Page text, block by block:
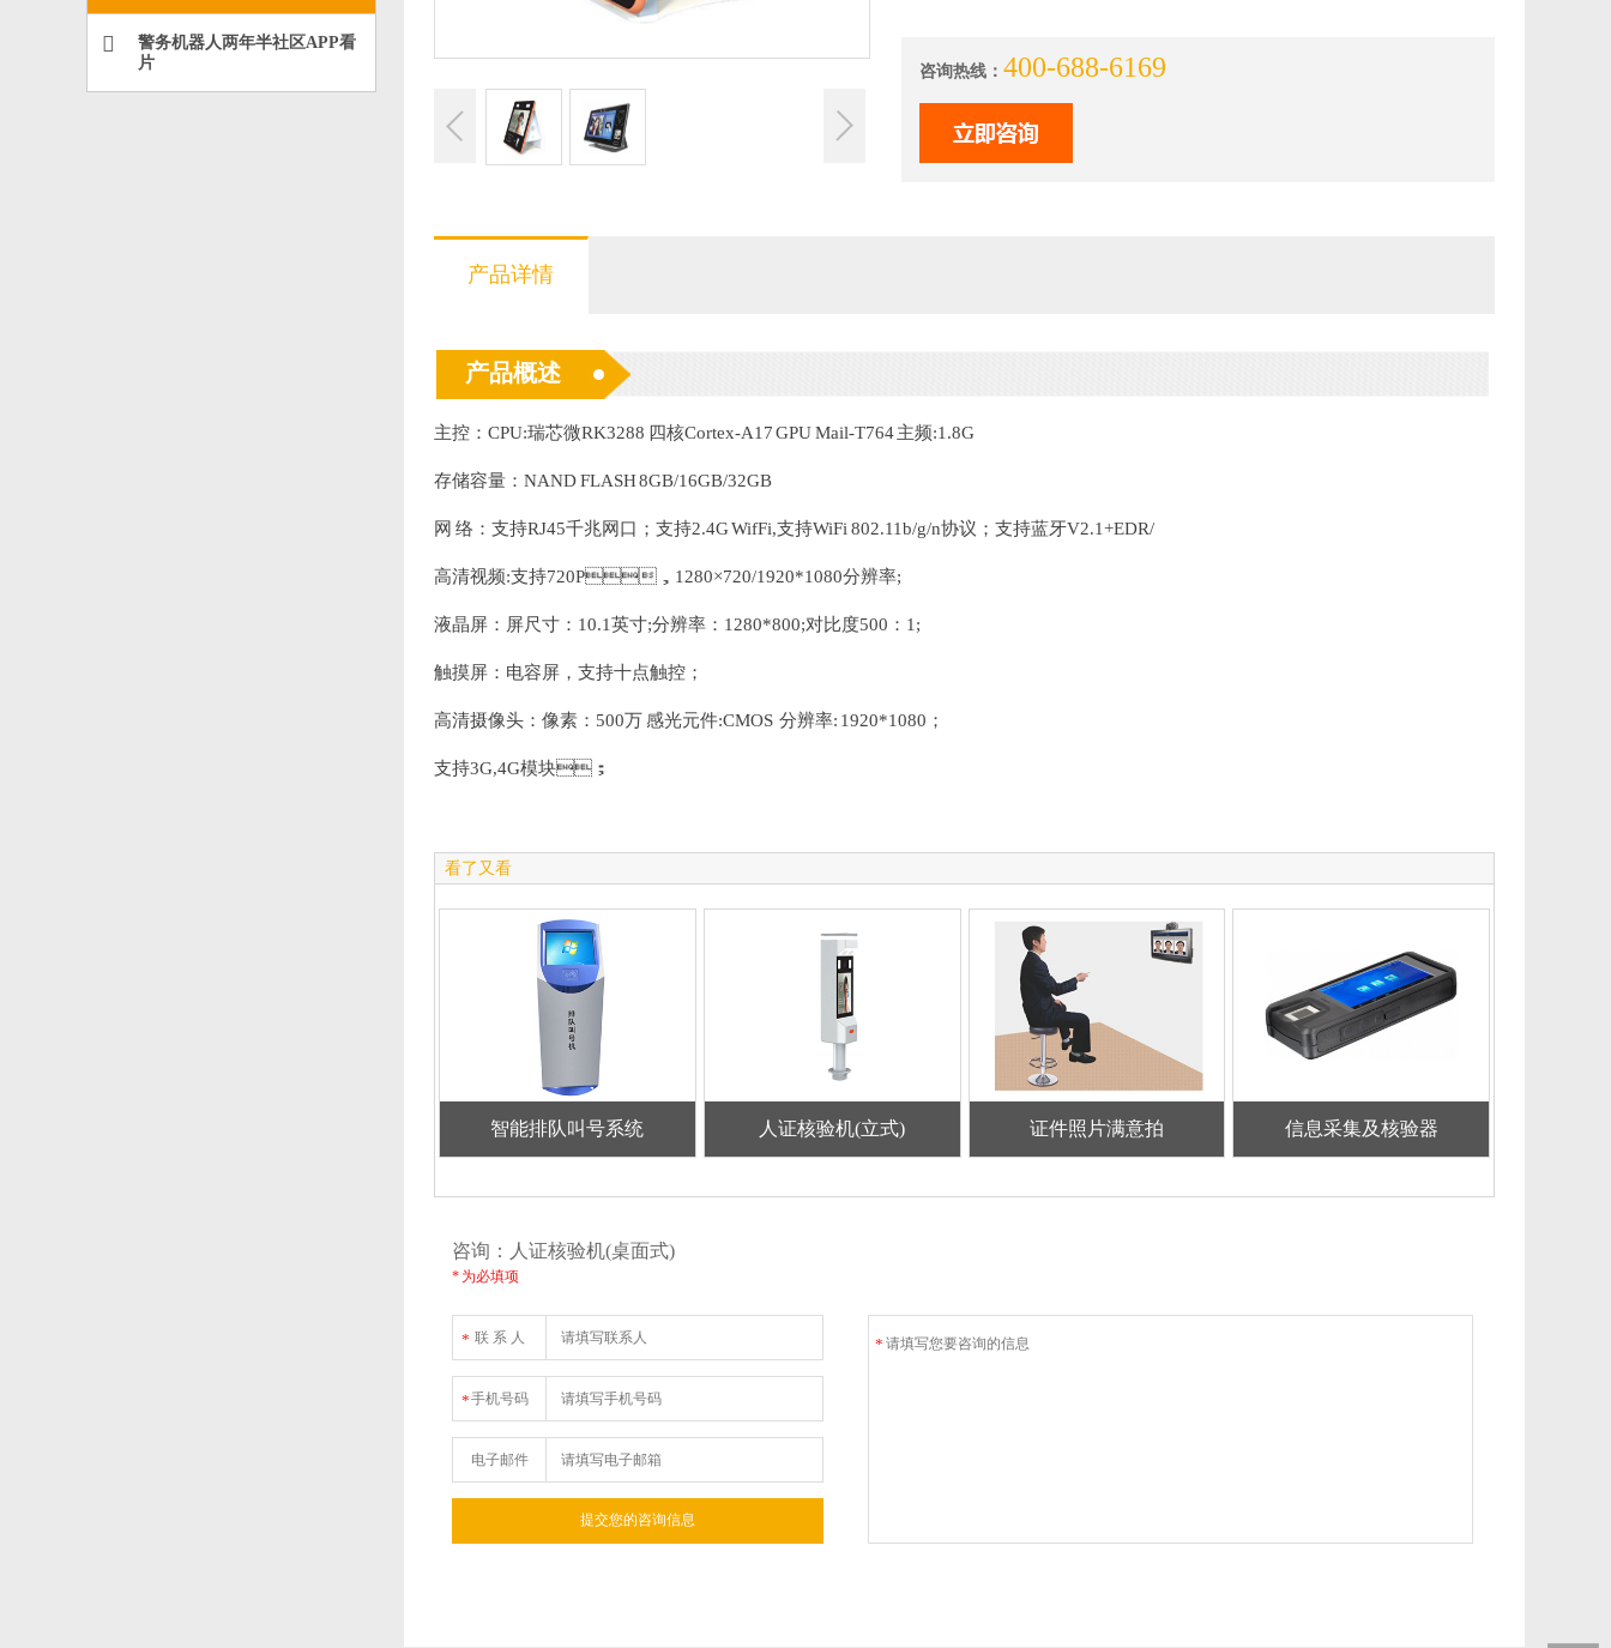
警务机器人两年半社区APP看
片
咨询热线： 400-688-6169
产品详情
产品概述
主控：CPU:瑞芯微RK3288 四核Cortex-A17 GPU Mail-T764 主频:1.8G
存储容量：NAND FLASH 8GB/16GB/32GB
网 络：支持RJ45千兆网口；支持2.4G WifFi,支持WiFi 802.11b/g/n协议；支持蓝牙V2.1+EDR/
高清视频:支持720P，1280×720/1920*1080分辨率;
液晶屏：屏尺寸：10.1英寸;分辨率：1280*800;对比度500：1;
触摸屏：电容屏，支持十点触控；
高清摄像头：像素：500万 感光元件:CMOS 分辨率: 1920*1080；
支持3G,4G模块；
看了又看
智能排队叫号系统 人证核验机(立式) 证件照片满意拍 信息采集及核验器
咨询：人证核验机(桌面式)
* 为必填项
*
* 联 系 人
*手机号码
电子邮件